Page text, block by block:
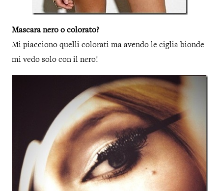
Mascara nero o colorato?
Mi piacciono quelli colorati ma avendo le ciglia bionde
mi vedo solo con il nero!